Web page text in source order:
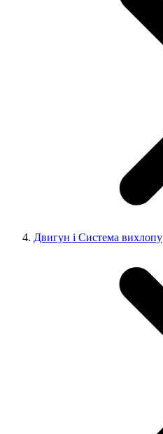
Двигун і Система вихлопу